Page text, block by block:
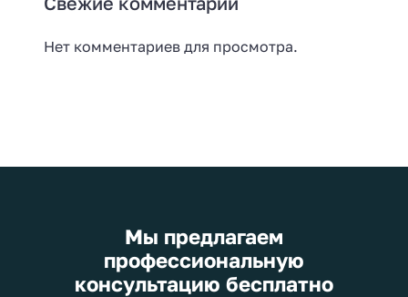
Нет комментариев для просмотра.
Мы предлагаем
профессиональную
консультацию бесплатно